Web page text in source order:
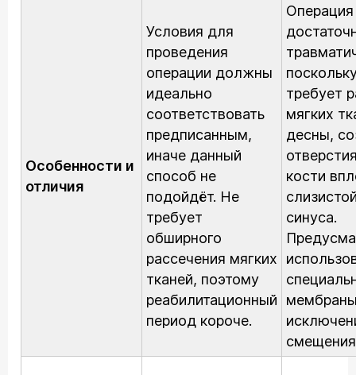
Особенности и
отличия
Условия для
проведения
операции должны
идеально
соответствовать
предписанным,
иначе данный
способ не
подойдёт. Не
требует
обширного
рассечения мягких
тканей, поэтому
реабилитационный
период короче.
Операция
требует
мягких
десны,
кости
синуса.